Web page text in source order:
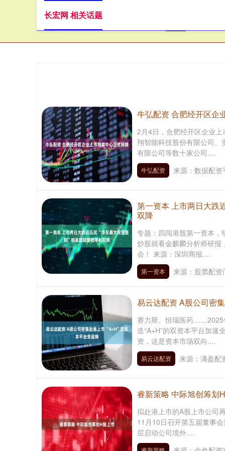
长宏网 相关话题
牛弘配资 合肥经开区企
2月4日，合肥经开区企业
翔智能科技股份有限公司
有限公司等数十家公司....
牛弘配资 来源：数据配资
第一资本 上市两日大跌
双降
专题：四闯港股第一资本
炒股就看金麒麟分析师研
会！ 来源：深圳商报....
第一资本 来源：股票配资
易云达配资 A股公司密
赛力斯、恒瑞医药……2025
造“A+H”的双资本平台加速
资，这是资本市场双向....
易云达配资 来源：满盈配
睿新策略 中际旭创筹划
拟赴港上市的A股上市公司
11月10日召开第五届董事
层启动公司境外....
0.57% 深证成指 14110.12 -34.08